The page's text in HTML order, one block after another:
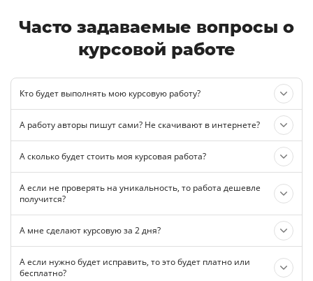
Часто задаваемые вопросы о
курсовой работе
Кто будет выполнять мою курсовую работу?
А работу авторы пишут сами? Не скачивают в интернете?
А сколько будет стоить моя курсовая работа?
А если не проверять на уникальность, то работа дешевле
получится?
А мне сделают курсовую за 2 дня?
А если нужно будет исправить, то это будет платно или
бесплатно?